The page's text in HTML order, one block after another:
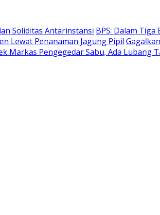
Soliditas Antarinstansi BPS: Dalam
Lewat Penanaman Jagung Pipil
Markas Pengegedar Sabu, Ada